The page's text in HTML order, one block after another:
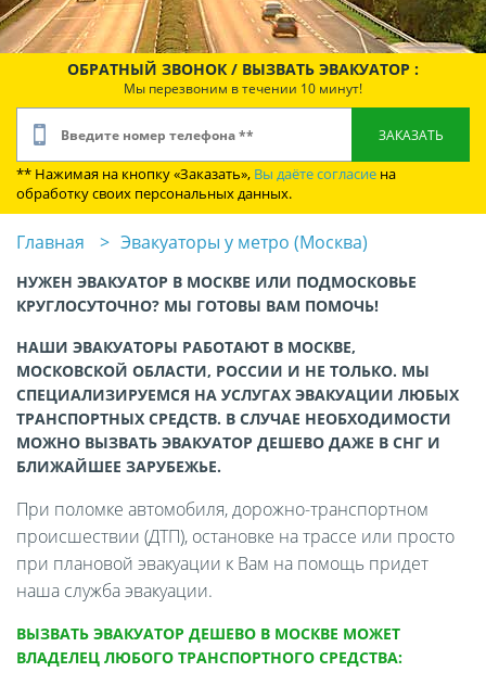
ОБРАТНЫЙ ЗВОНОК / ВЫЗВАТЬ ЭВАКУАТОР :
Мы перезвоним в течении 10 минут!
** Нажимая на кнопку «Заказать», Вы даёте согласие на
обработку своих персональных данных.
Главная Эвакуаторы у метро (Москва)
НУЖЕН ЭВАКУАТОР В МОСКВЕ ИЛИ ПОДМОСКОВЬЕ
КРУГЛОСУТОЧНО? МЫ ГОТОВЫ ВАМ ПОМОЧЬ!
НАШИ ЭВАКУАТОРЫ РАБОТАЮТ В МОСКВЕ,
МОСКОВСКОЙ ОБЛАСТИ, РОССИИ И НЕ ТОЛЬКО. МЫ
СПЕЦИАЛИЗИРУЕМСЯ НА УСЛУГАХ ЭВАКУАЦИИ ЛЮБЫХ
ТРАНСПОРТНЫХ СРЕДСТВ. В СЛУЧАЕ НЕОБХОДИМОСТИ
МОЖНО ВЫЗВАТЬ ЭВАКУАТОР ДЕШЕВО ДАЖЕ В СНГ И
БЛИЖАЙШЕЕ ЗАРУБЕЖЬЕ.
При поломке автомобиля, дорожно-транспортном
происшествии (ДТП), остановке на трассе или просто
при плановой эвакуации к Вам на помощь придет
наша служба эвакуации.
ВЫЗВАТЬ ЭВАКУАТОР ДЕШЕВО В МОСКВЕ МОЖЕТ
ВЛАДЕЛЕЦ ЛЮБОГО ТРАНСПОРТНОГО СРЕДСТВА: